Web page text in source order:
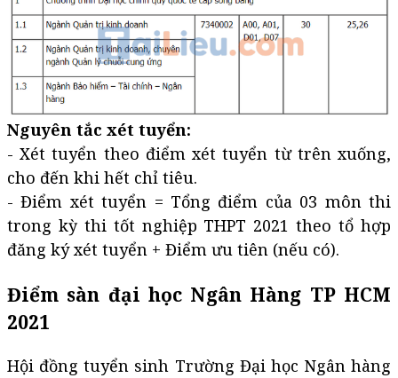
Nguyên tắc xét tuyển:
- Xét tuyển theo điểm xét tuyển từ trên xuống,
cho đến khi hết chỉ tiêu.
- Điểm xét tuyển = Tổng điểm của 03 môn thi
trong kỳ thi tốt nghiệp THPT 2021 theo tổ hợp
đăng ký xét tuyển + Điểm ưu tiên (nếu có).
Điểm sàn đại học Ngân Hàng TP HCM
2021
Hội đồng tuyển sinh Trường Đại học Ngân hàng